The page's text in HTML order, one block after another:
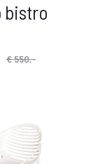
bistro
€550,-